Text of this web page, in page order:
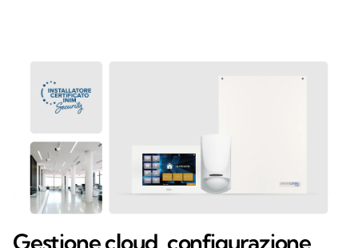
Gestione cloud, configurazione